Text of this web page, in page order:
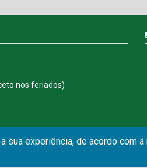
nos feriados)
sua experiência, de acordo com a